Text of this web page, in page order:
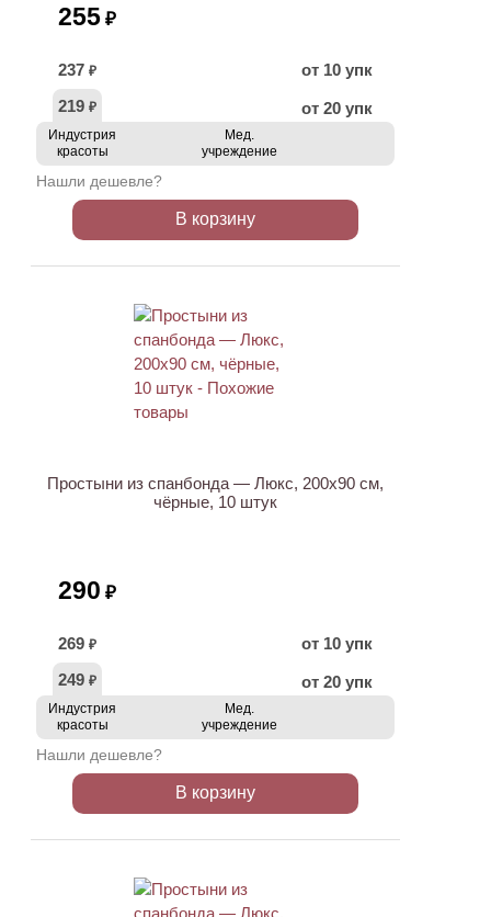
255 ₽
237 ₽
от 10 упк
219 ₽ от 20 упк
Индустрия
красоты
Мед.
учреждение
Нашли дешевле?
В корзину
Простыни из спанбонда — Люкс, 200х90 см,
чёрные, 10 штук
290 ₽
269 ₽
от 10 упк
249 ₽ от 20 упк
Индустрия
красоты
Мед.
учреждение
Нашли дешевле?
В корзину